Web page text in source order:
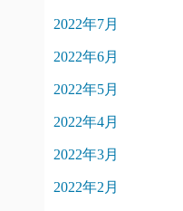
2022年7月
2022年6月
2022年5月
2022年4月
2022年3月
2022年2月